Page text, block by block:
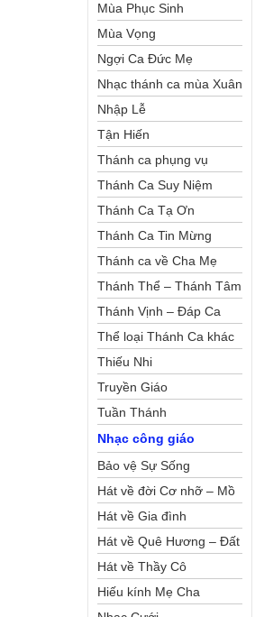
Mùa Phục Sinh
Mùa Vọng
Ngợi Ca Đức Mẹ
Nhạc thánh ca mùa Xuân
Nhập Lễ
Tận Hiến
Thánh ca phụng vụ
Thánh Ca Suy Niệm
Thánh Ca Tạ Ơn
Thánh Ca Tin Mừng
Thánh ca về Cha Mẹ
Thánh Thể – Thánh Tâm
Thánh Vịnh – Đáp Ca
Thể loại Thánh Ca khác
Thiếu Nhi
Truyền Giáo
Tuần Thánh
Nhạc công giáo
Bảo vệ Sự Sống
Hát về đời Cơ nhỡ – Mồ
côi
Hát về Gia đình
Hát về Quê Hương – Đất
Nước
Hát về Thầy Cô
Hiếu kính Mẹ Cha